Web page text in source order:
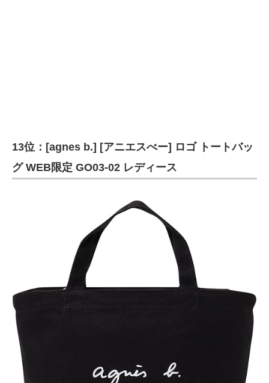
13位：[agnes b.] [アニエスべー] ロゴ トートバッ
グ WEB限定 GO03‐02 レディース